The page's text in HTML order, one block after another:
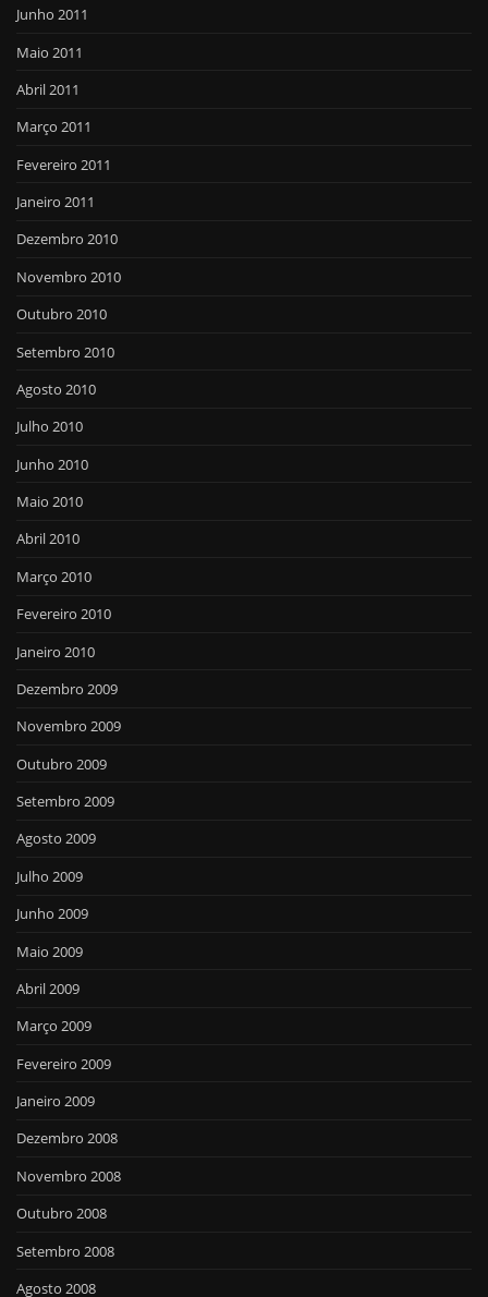
Junho 2011
Maio 2011
Abril 2011
Março 2011
Fevereiro 2011
Janeiro 2011
Dezembro 2010
Novembro 2010
Outubro 2010
Setembro 2010
Agosto 2010
Julho 2010
Junho 2010
Maio 2010
Abril 2010
Março 2010
Fevereiro 2010
Janeiro 2010
Dezembro 2009
Novembro 2009
Outubro 2009
Setembro 2009
Agosto 2009
Julho 2009
Junho 2009
Maio 2009
Abril 2009
Março 2009
Fevereiro 2009
Janeiro 2009
Dezembro 2008
Novembro 2008
Outubro 2008
Setembro 2008
Agosto 2008